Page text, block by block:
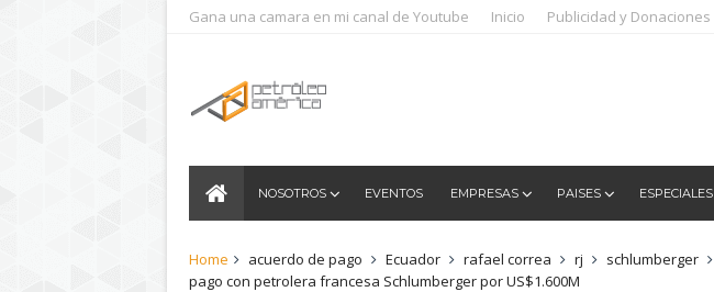
Gana una camara en mi canal de Youtube Inicio Publicidad y Donaciones
NOSOTROS EVENTOS EMPRESAS PAISES ESPECIALES
Home acuerdo de pago Ecuador rafael correa rj schlumberger
pago con petrolera francesa Schlumberger por US$1.600M